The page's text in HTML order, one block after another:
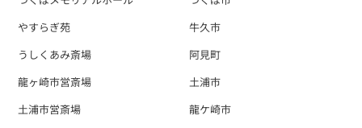
やすらぎ苑
うしくあみ斎場
龍ヶ崎市営斎場
土浦市営斎場
牛久市
阿見町
土浦市
龍ケ崎市